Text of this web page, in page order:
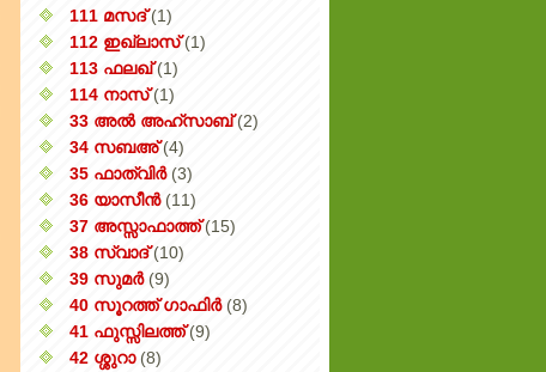
111 മസദ് (1)
112 ഇഖ്‌ലാസ് (1)
113 ഫലഖ് (1)
114 നാസ് (1)
33 അൽ അഹ്സാബ് (2)
34 സബഅ് (4)
35 ഫാത്വിർ (3)
36 യാസീൻ (11)
37 അസ്സാഫാത്ത് (15)
38 സ്വാദ് (10)
39 സുമർ (9)
40 സൂറത്ത് ഗാഫിർ (8)
41 ഫുസ്സിലത്ത് (9)
42 ശ്ശുറാ (8)